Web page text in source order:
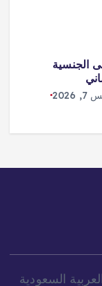
مع صلاح…
يوصف
السعودية